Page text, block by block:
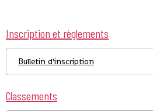
Inscription et règlements
Bulletin d'inscription
Classements